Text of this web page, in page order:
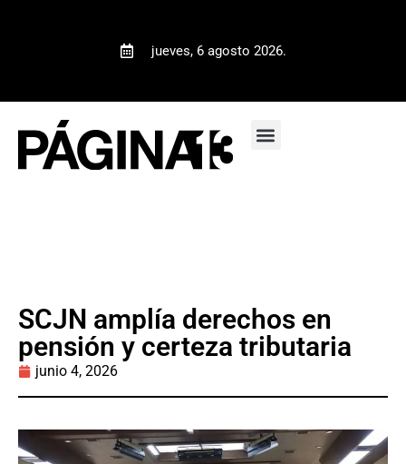
jueves, 6 agosto 2026.
SCJN amplía derechos en
pensión y certeza tributaria
junio 4, 2026